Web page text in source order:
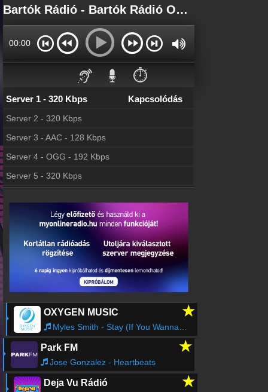
Főoldal
Bejelentkezés
Hozz létre saját fiókot!
Archívum
Frekvenciák
Bartók Rádió frekvencia
Bartók Rádió kapcsolatos hírek
Rádiós partnerek
Rádió beágyazás
Online rádió készítés
Készítés lépésről lépésre
Bartók Rádió - Bartók Rádió Online - Bartók Rádió Élő
00:00
⏱️
Server 1 - 320 Kbps Kapcsolódás
Server 2 - 320 Kbps
Server 3 - AAC - 128 Kbps
Server 4 - OGG - 192 Kbps
Server 5 - 320 Kbps
OXYGEN MUSIC ★
Myles Smith - Stay (If You Wanna Dance)
Park FM ★
Jose Gonzalez - Heartbeats
Deja Vu Rádió ★